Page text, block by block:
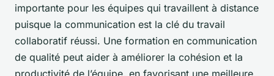
importante pour les équipes qui travaillent à distance
puisque la communication est la clé du travail
collaboratif réussi. Une formation en communication
de qualité peut aider à améliorer la cohésion et la
productivité de l’équipe, en favorisant une meilleure